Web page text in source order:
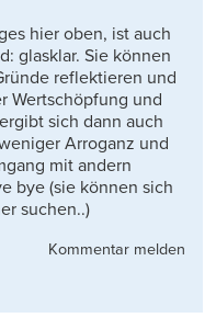
hier oben, ist auch
glasklar. Sie können
reflektieren und
Wertschöpfung und
sich dann auch
Arroganz und
mit andern
bye (sie können sich
suchen..)
Kommentar melden